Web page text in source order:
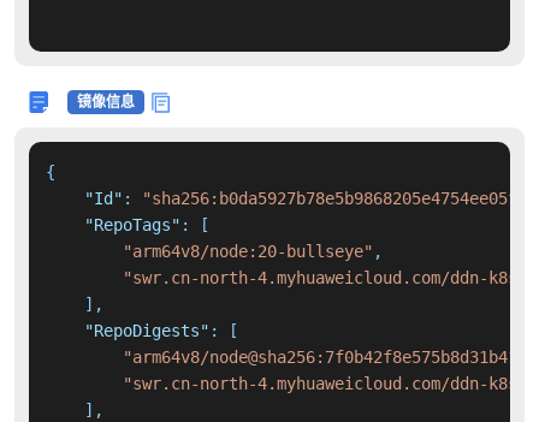
镜像信息
{
"Id" :
"RepoTags" :
[
"arm64v8/node:20-bullseye" ,
"swr.cn-north-4.myhuaweicloud.com/ddn-
] ,
"RepoDigests" :
[
"arm64v8/
"swr.cn-north-4.myhuaweicloud.com/ddn-k8s/
] ,